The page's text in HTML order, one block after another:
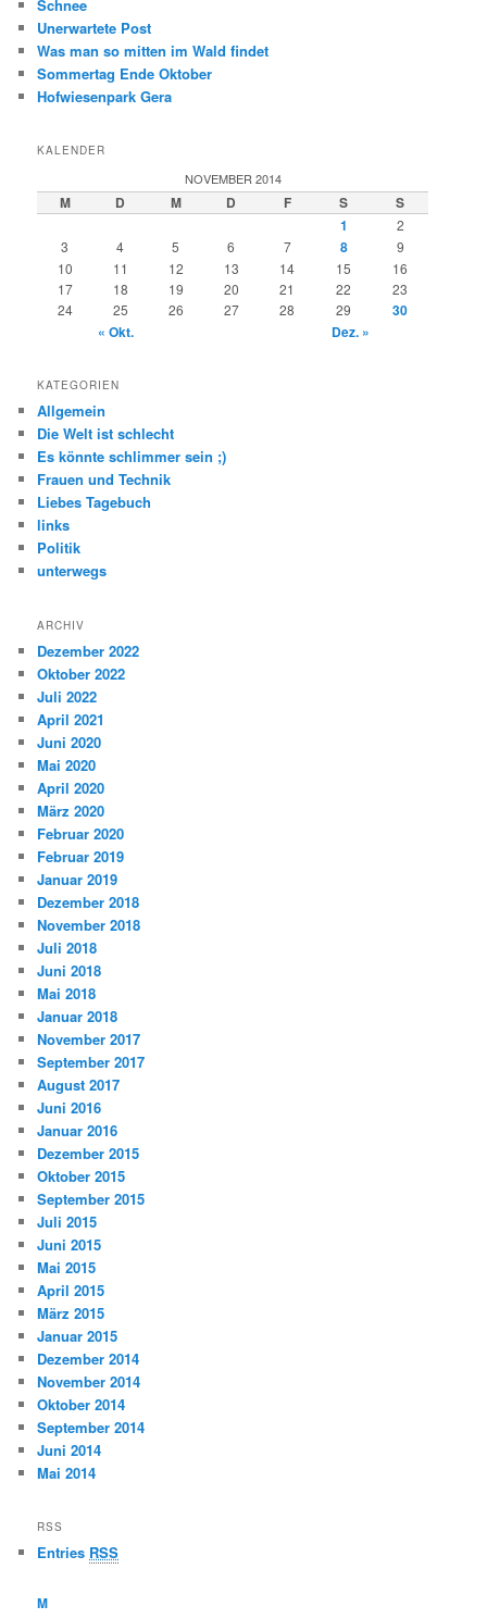
n
Schnee
Unerwartete Post
Was man so mitten im Wald findet
Sommertag Ende Oktober
Hofwiesenpark Gera
KALENDER
NOVEMBER 2014
M D M D F S
S
1
2
3
4 5 6 7 8
9
10
11 12 13 14 15
16
17
18 19 20 21 22
23
24
25 26 27 28 29
30
« Okt.
Dez. »
KATEGORIEN
Allgemein
Die Welt ist schlecht
Es könnte schlimmer sein ;)
Frauen und Technik
Liebes Tagebuch
links
Politik
unterwegs
ARCHIV
Dezember 2022
Oktober 2022
Juli 2022
April 2021
Juni 2020
Mai 2020
April 2020
März 2020
Februar 2020
Februar 2019
Januar 2019
Dezember 2018
November 2018
Juli 2018
Juni 2018
Mai 2018
Januar 2018
November 2017
September 2017
August 2017
Juni 2016
Januar 2016
Dezember 2015
Oktober 2015
September 2015
Juli 2015
Juni 2015
Mai 2015
April 2015
März 2015
Januar 2015
Dezember 2014
November 2014
Oktober 2014
September 2014
Juni 2014
Mai 2014
RSS
Entries RSS
M